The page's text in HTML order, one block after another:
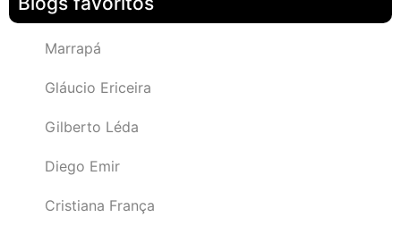
Marrapá
Gláucio Ericeira
Gilberto Léda
Diego Emir
Cristiana França